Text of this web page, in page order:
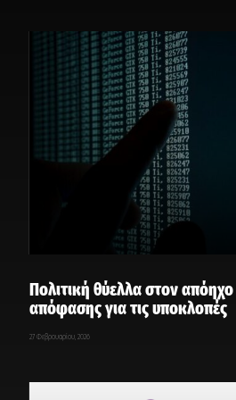
Πολιτική θύελλα στον
απόφασης για τις υποκλοπές
27 Φεβρουαρίου, 2026